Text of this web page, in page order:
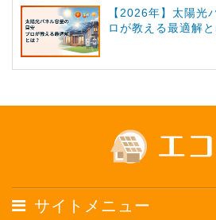
【2026年】太陽光
ロが教える最適解と
サイトメニュー